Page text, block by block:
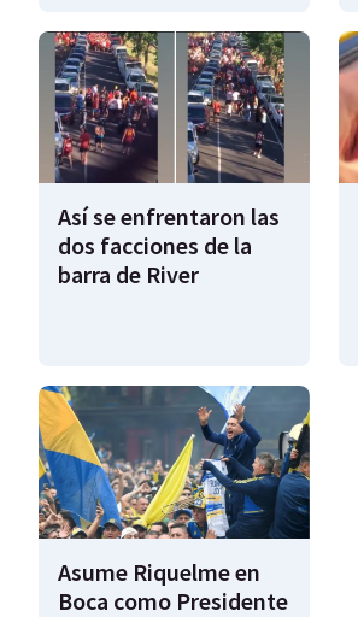
Así se enfrentaron las
dos facciones de la
barra de River
Asume Riquelme en
Boca como Presidente